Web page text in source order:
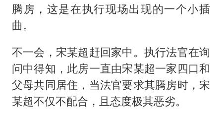
腾房，这是在执行现场出现的一个小插
曲。
不一会，宋某超赶回家中。执行法官在询
问中得知，此房一直由宋某超一家四口和
父母共同居住，当法官要求其腾房时，宋
某超不仅不配合，且态度极其恶劣。